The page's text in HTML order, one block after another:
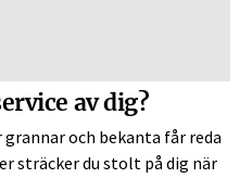
av dig?
grannar och bekanta får reda
sträcker du stolt på dig när